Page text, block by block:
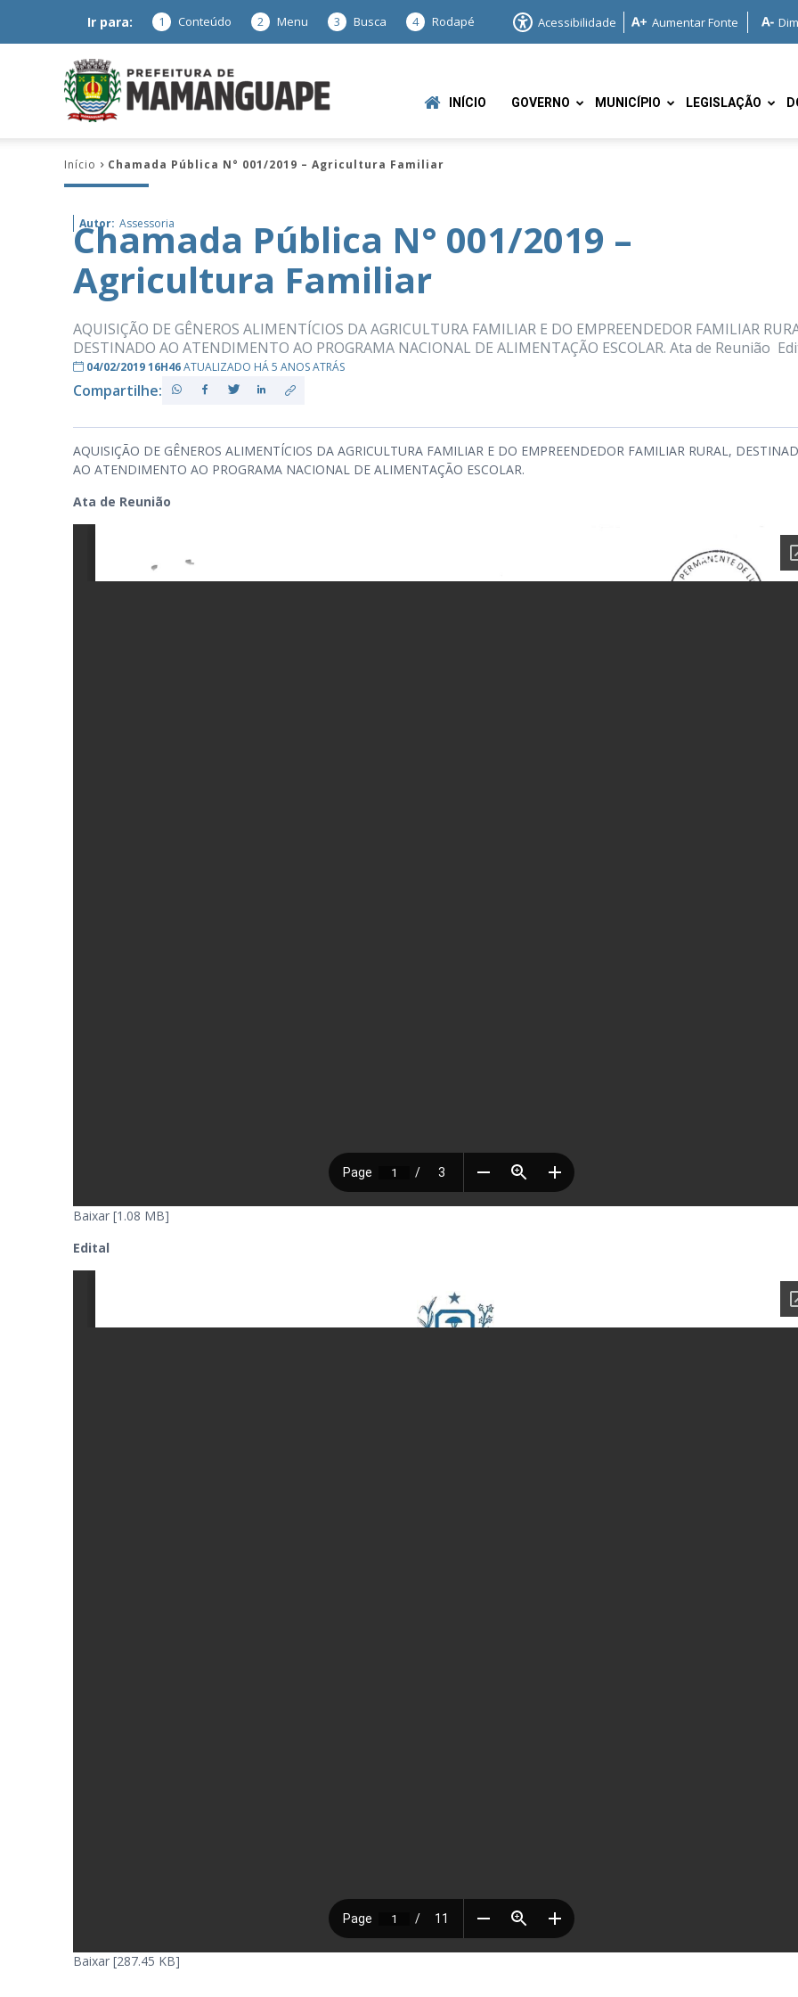
Ir para: 1 Conteúdo 2 Menu 3 Busca 4 Rodapé Acessibilidade Aumentar Fonte
Mamanguape
–
PB
INÍCIO GOVERNO MUNICÍPIO LEGISLAÇÃO
Início Chamada Pública N° 001/2019 – Agricultura Familiar
Autor: Assessoria
Chamada Pública N° 001/2019 –
Agricultura Familiar
AQUISIÇÃO DE GÊNEROS ALIMENTÍCIOS DA AGRICULTURA FAMILIAR E DO EMPREENDEDOR FAMILIAR
DESTINADO AO ATENDIMENTO AO PROGRAMA NACIONAL DE ALIMENTAÇÃO ESCOLAR. Ata de Reunião
04/02/2019 16H46ATUALIZADO HÁ 5 ANOS ATRÁS
Compartilhe:
AQUISIÇÃO DE GÊNEROS ALIMENTÍCIOS DA AGRICULTURA FAMILIAR E DO EMPREENDEDOR FAMILIAR RURAL,
AO ATENDIMENTO AO PROGRAMA NACIONAL DE ALIMENTAÇÃO ESCOLAR.
Ata de Reunião
Baixar [1.08 MB]
Edital
Baixar [287.45 KB]